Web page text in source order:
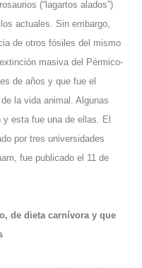
(“lagartos alados”)
actuales. Sin embargo,
de otros fósiles del mismo
masiva del Pérmico-
de años y que fue el
la vida animal. Algunas
esta fue una de ellas. El
por tres universidades
fue publicado el 11 de
de dieta carnívora y que